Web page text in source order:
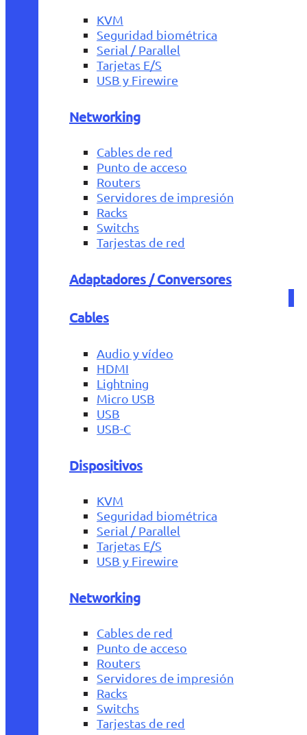
KVM
Seguridad biométrica
Serial / Parallel
Tarjetas E/S
USB y Firewire
Networking
Cables de red
Punto de acceso
Routers
Servidores de impresión
Racks
Switchs
Tarjestas de red
Adaptadores / Conversores
Cables
Audio y vídeo
HDMI
Lightning
Micro USB
USB
USB-C
Dispositivos
KVM
Seguridad biométrica
Serial / Parallel
Tarjetas E/S
USB y Firewire
Networking
Cables de red
Punto de acceso
Routers
Servidores de impresión
Racks
Switchs
Tarjestas de red